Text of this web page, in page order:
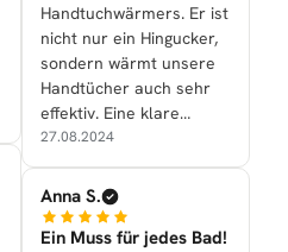
Handtuchwärmers. Er ist
nicht nur ein Hingucker,
sondern wärmt unsere
Handtücher auch sehr
effektiv. Eine klare
Empfehlung!
27.08.2024
Anna S.
Ein Muss für jedes Bad!